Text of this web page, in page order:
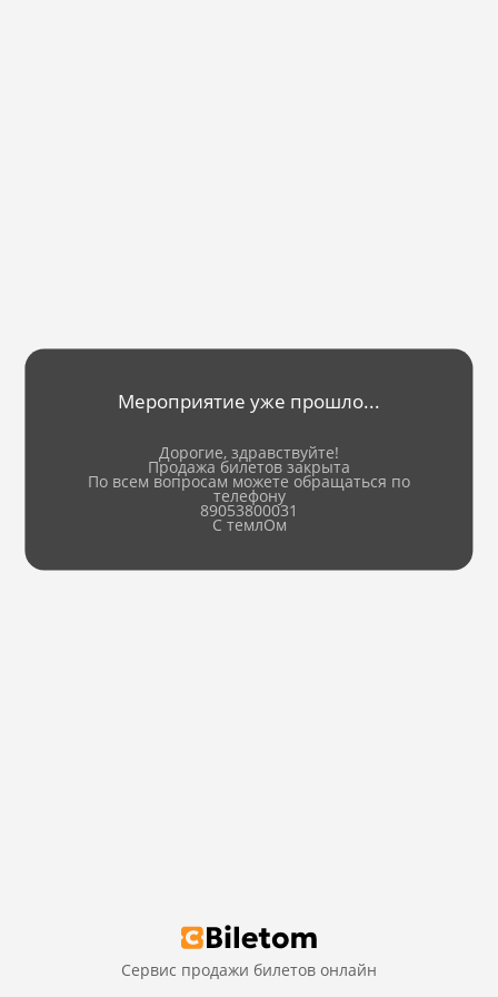
Мероприятие уже прошло...
Дорогие, здравствуйте!
Продажа билетов закрыта
По всем вопросам можете обращаться по
телефону
89053800031
С темлОм
Сервис продажи билетов онлайн